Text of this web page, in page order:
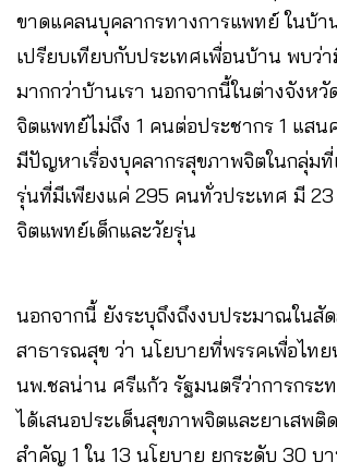
ขาดแคลนบุคลากรทางการแพทย์ ในบ้า
เปรียบเทียบกับประเทศเพื่อนบ้าน พบว่
มากกว่าบ้านเรา นอกจากนี้ในต่างจังหวั
จิตแพทย์ไม่ถึง 1 คนต่อประชากร 1 แส
มีปัญหาเรื่องบุคลากรสุขภาพจิตในกลุ่มที่
รุ่นที่มีเพียงแค่ 295 คนทั่วประเทศ มี
จิตแพทย์เด็กและวัยรุ่น
นอกจากนี้ ยังระบุถึงถึงงบประมาณในสั
สาธารณสุข ว่า นโยบายที่พรรคเพื่อไทย
นพ.ชลน่าน ศรีแก้ว รัฐมนตรีว่าการกระ
ได้เสนอประเด็นสุขภาพจิตและยาเสพติ
สำคัญ 1 ใน 13 นโยบาย ยกระดับ 30 บ